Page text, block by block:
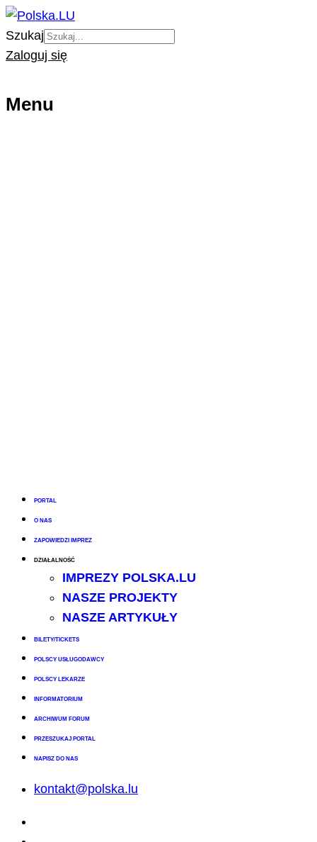
Szukaj
Zaloguj się
Menu
PORTAL
O NAS
ZAPOWIEDZI IMPREZ
DZIAŁALNOŚĆ
IMPREZY POLSKA.LU
NASZE PROJEKTY
NASZE ARTYKUŁY
BILETY/TICKETS
POLSCY USŁUGODAWCY
POLSCY LEKARZE
INFORMATORIUM
ARCHIWUM FORUM
PRZESZUKAJ PORTAL
NAPISZ DO NAS
kontakt@polska.lu